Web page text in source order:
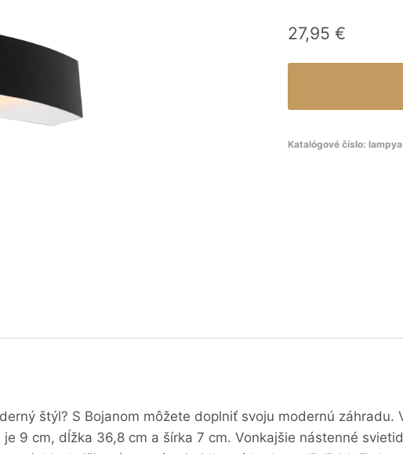
27,95 €
Katalógové číslo:
štýl? S Bojanom môžete doplniť svoju modernú
9 cm, dĺžka 36,8 cm a šírka 7 cm. Vonkajšie nástenné